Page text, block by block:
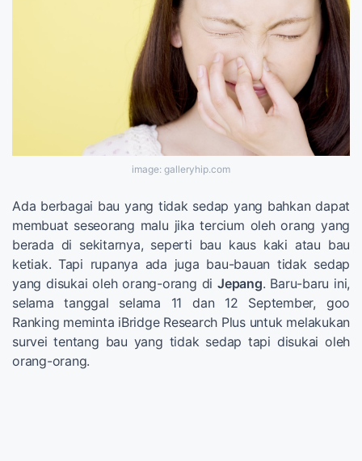
image: galleryhip.com
Ada berbagai bau yang tidak sedap yang bahkan dapat
membuat seseorang malu jika tercium oleh orang yang
berada di sekitarnya, seperti bau kaus kaki atau bau
ketiak. Tapi rupanya ada juga bau-bauan tidak sedap
yang disukai oleh orang-orang di Jepang. Baru-baru ini,
selama tanggal selama 11 dan 12 September, goo
Ranking meminta iBridge Research Plus untuk melakukan
survei tentang bau yang tidak sedap tapi disukai oleh
orang-orang.